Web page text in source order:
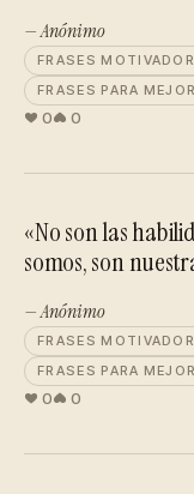
— Anónimo
FRASES
FRASES PARA
0 0
«No son las
somos, son
— Anónimo
FRASES
FRASES PARA
0 0